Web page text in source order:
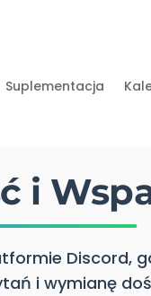
Suplementacja
i
Discord,
i wymianę